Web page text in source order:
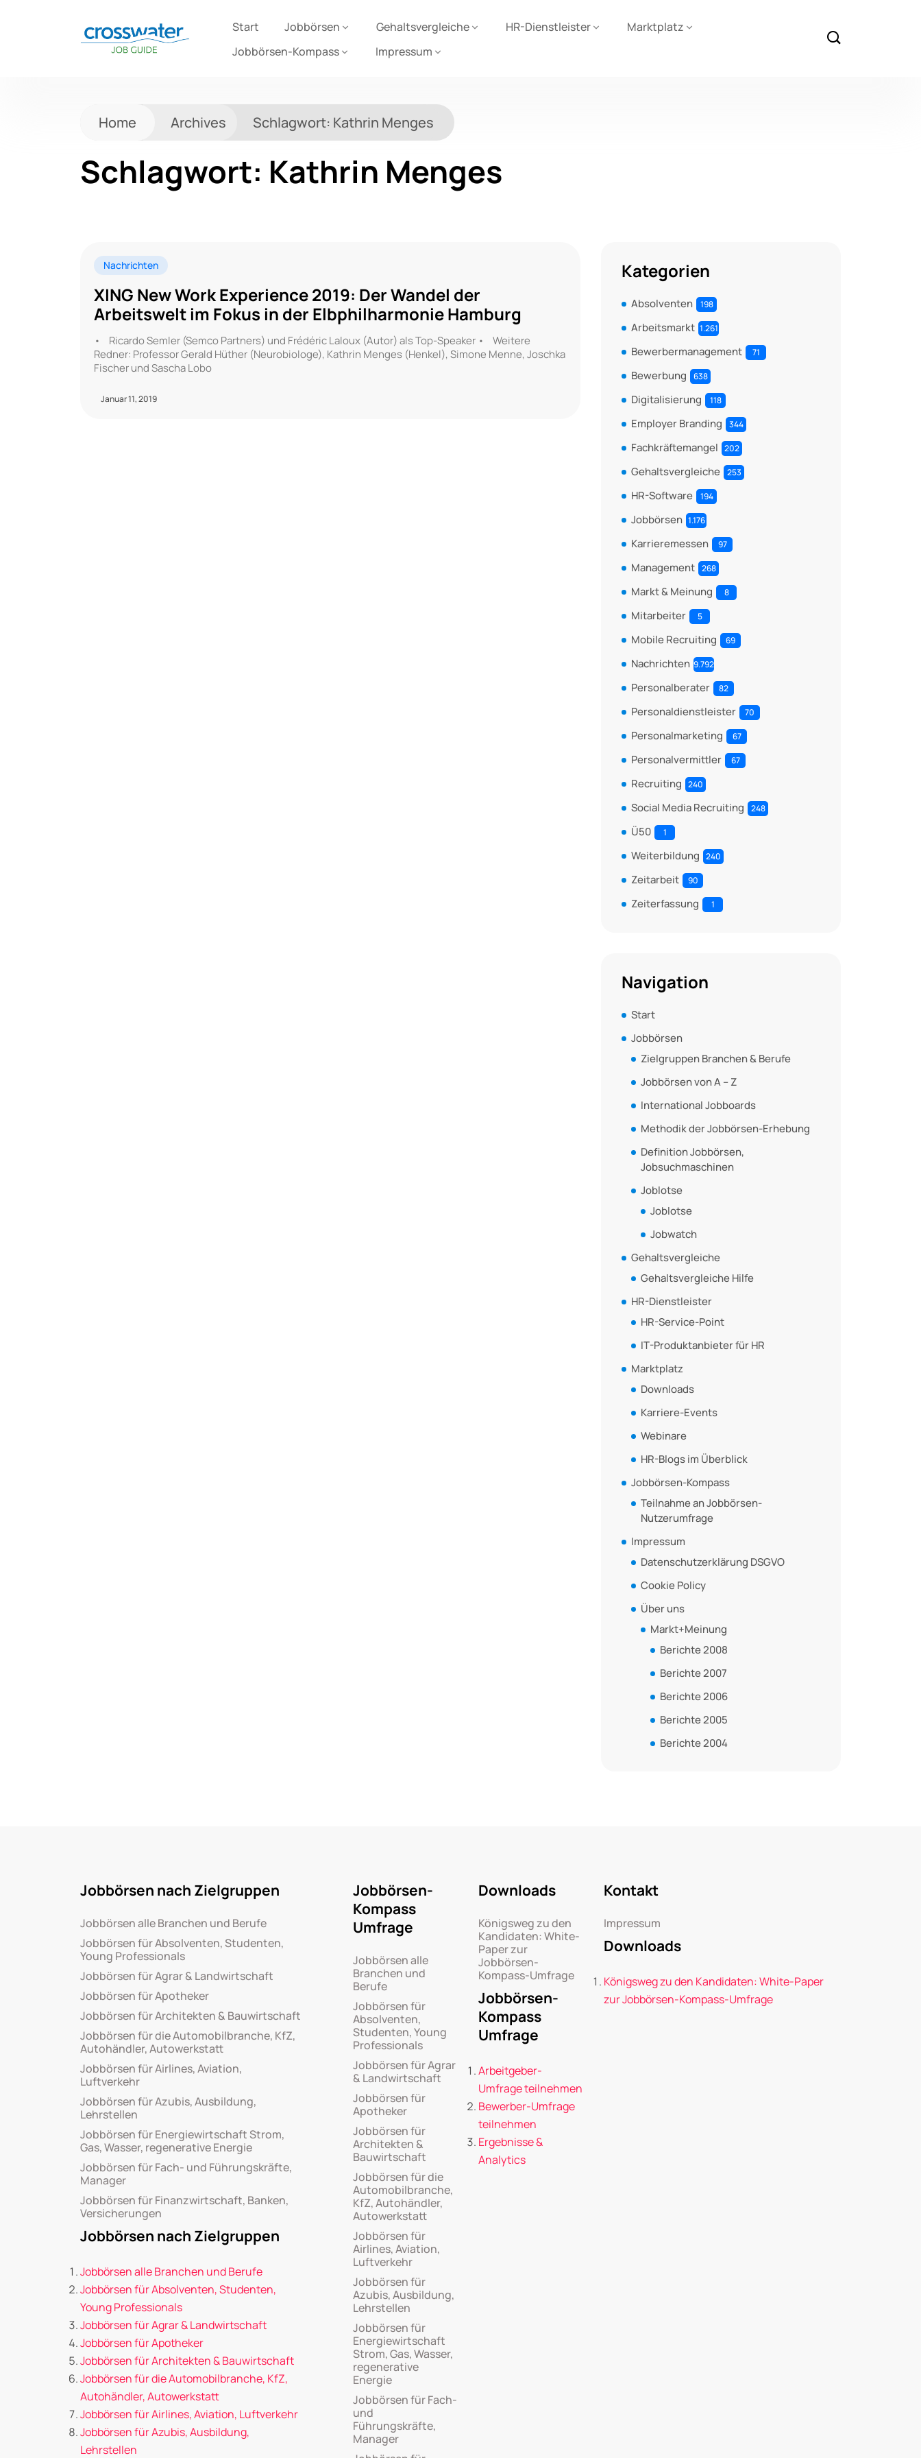
Start Jobbörsen Gehaltsvergleiche HR-Dienstleister
Marktplatz
Jobbörsen-Kompass
Impressum
Home Archives Schlagwort: Kathrin Menges
Schlagwort: Kathrin Menges
Nachrichten
XING New Work Experience 2019: Der Wandel der
Arbeitswelt im Fokus in der Elbphilharmonie Hamburg
• Ricardo Semler (Semco Partners) und Frédéric Laloux (Autor) als Top-Speaker • Weitere
Redner: Professor Gerald Hüther (Neurobiologe), Kathrin Menges (Henkel), Simone Menne, Joschka
Fischer und Sascha Lobo
Januar 11, 2019
Kategorien
Absolventen 198
Arbeitsmarkt 1.261
Bewerbermanagement 71
Bewerbung 638
Digitalisierung 118
Employer Branding 344
Fachkräftemangel 202
Gehaltsvergleiche 253
HR-Software 194
Jobbörsen 1.176
Karrieremessen 97
Management 268
Markt & Meinung 8
Mitarbeiter 5
Mobile Recruiting 69
Nachrichten 9.792
Personalberater 82
Personaldienstleister 70
Personalmarketing 67
Personalvermittler 67
Recruiting 240
Social Media Recruiting 248
Ü50 1
Weiterbildung 240
Zeitarbeit 90
Zeiterfassung 1
Navigation
Start
Jobbörsen
Zielgruppen Branchen & Berufe
Jobbörsen von A – Z
International Jobboards
Methodik der Jobbörsen-Erhebung
Definition Jobbörsen,
Jobsuchmaschinen
Joblotse
Joblotse
Jobwatch
Gehaltsvergleiche
Gehaltsvergleiche Hilfe
HR-Dienstleister
HR-Service-Point
IT-Produktanbieter für HR
Marktplatz
Downloads
Karriere-Events
Webinare
HR-Blogs im Überblick
Jobbörsen-Kompass
Teilnahme an Jobbörsen-
Nutzerumfrage
Impressum
Datenschutzerklärung DSGVO
Cookie Policy
Über uns
Markt+Meinung
Berichte 2008
Berichte 2007
Berichte 2006
Berichte 2005
Berichte 2004
Jobbörsen nach Zielgruppen
Jobbörsen alle Branchen und Berufe
Jobbörsen für Absolventen, Studenten,
Young Professionals
Jobbörsen für Agrar & Landwirtschaft
Jobbörsen für Apotheker
Jobbörsen für Architekten & Bauwirtschaft
Jobbörsen für die Automobilbranche, KfZ,
Autohändler, Autowerkstatt
Jobbörsen für Airlines, Aviation,
Luftverkehr
Jobbörsen für Azubis, Ausbildung,
Lehrstellen
Jobbörsen für Energiewirtschaft Strom,
Gas, Wasser, regenerative Energie
Jobbörsen für Fach- und Führungskräfte,
Manager
Jobbörsen für Finanzwirtschaft, Banken,
Versicherungen
Jobbörsen nach Zielgruppen
Jobbörsen alle Branchen und Berufe
Jobbörsen für Absolventen, Studenten,
Young Professionals
Jobbörsen für Agrar & Landwirtschaft
Jobbörsen für Apotheker
Jobbörsen für Architekten & Bauwirtschaft
Jobbörsen für die Automobilbranche, KfZ,
Autohändler, Autowerkstatt
Jobbörsen für Airlines, Aviation, Luftverkehr
Jobbörsen für Azubis, Ausbildung,
Lehrstellen
Jobbörsen-
Kompass
Umfrage
Jobbörsen alle
Branchen und
Berufe
Jobbörsen für
Absolventen,
Studenten, Young
Professionals
Jobbörsen für Agrar
& Landwirtschaft
Jobbörsen für
Apotheker
Jobbörsen für
Architekten &
Bauwirtschaft
Jobbörsen für die
Automobilbranche,
KfZ, Autohändler,
Autowerkstatt
Jobbörsen für
Airlines, Aviation,
Luftverkehr
Jobbörsen für
Azubis, Ausbildung,
Lehrstellen
Jobbörsen für
Energiewirtschaft
Strom, Gas, Wasser,
regenerative
Energie
Jobbörsen für Fach-
und
Führungskräfte,
Manager
Downloads
Königsweg zu den
Kandidaten: White-
Paper zur
Jobbörsen-
Kompass-Umfrage
Jobbörsen-
Kompass
Umfrage
Arbeitgeber-
Umfrage teilnehmen
Bewerber-Umfrage
teilnehmen
Ergebnisse &
Analytics
Kontakt
Impressum
Downloads
Königsweg zu den Kandidaten: White-Paper
zur Jobbörsen-Kompass-Umfrage